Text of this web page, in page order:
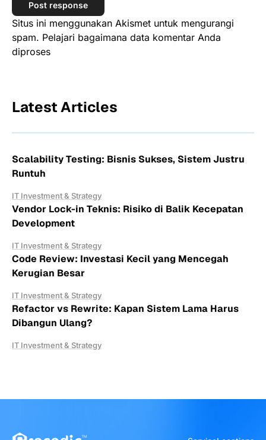
Situs ini menggunakan Akismet untuk mengurangi
spam. Pelajari bagaimana data komentar Anda
diproses
Latest Articles
Scalability Testing: Bisnis Sukses, Sistem Justru
Runtuh
IT Investment & Strategy
Vendor Lock-in Teknis: Risiko di Balik Kecepatan
Development
IT Investment & Strategy
Code Review: Investasi Kecil yang Mencegah
Kerugian Besar
IT Investment & Strategy
Refactor vs Rewrite: Kapan Sistem Lama Harus
Dibangun Ulang?
IT Investment & Strategy